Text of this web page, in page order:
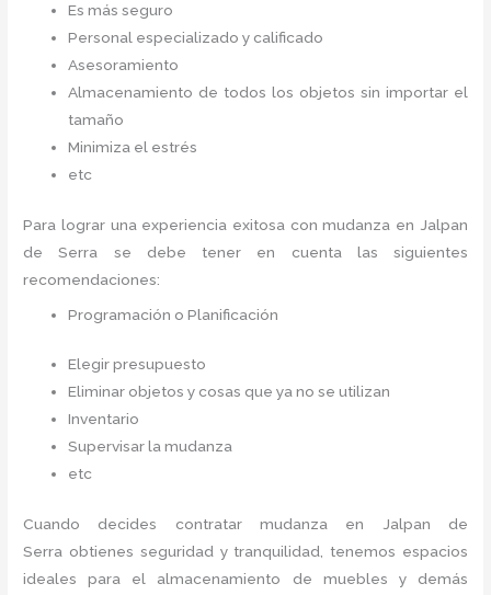
Es más seguro
Personal especializado y calificado
Asesoramiento
Almacenamiento de todos los objetos sin importar el
tamaño
Minimiza el estrés
etc
Para lograr una experiencia exitosa con mudanza en Jalpan
de Serra
se debe tener en cuenta las siguientes
recomendaciones:
Programación o Planificación
Elegir presupuesto
Eliminar objetos y cosas que ya no se utilizan
Inventario
Supervisar la mudanza
etc
Cuando decides contratar mudanza en Jalpan de
Serra obtienes seguridad y tranquilidad, tenemos espacios
ideales para el almacenamiento de muebles y demás